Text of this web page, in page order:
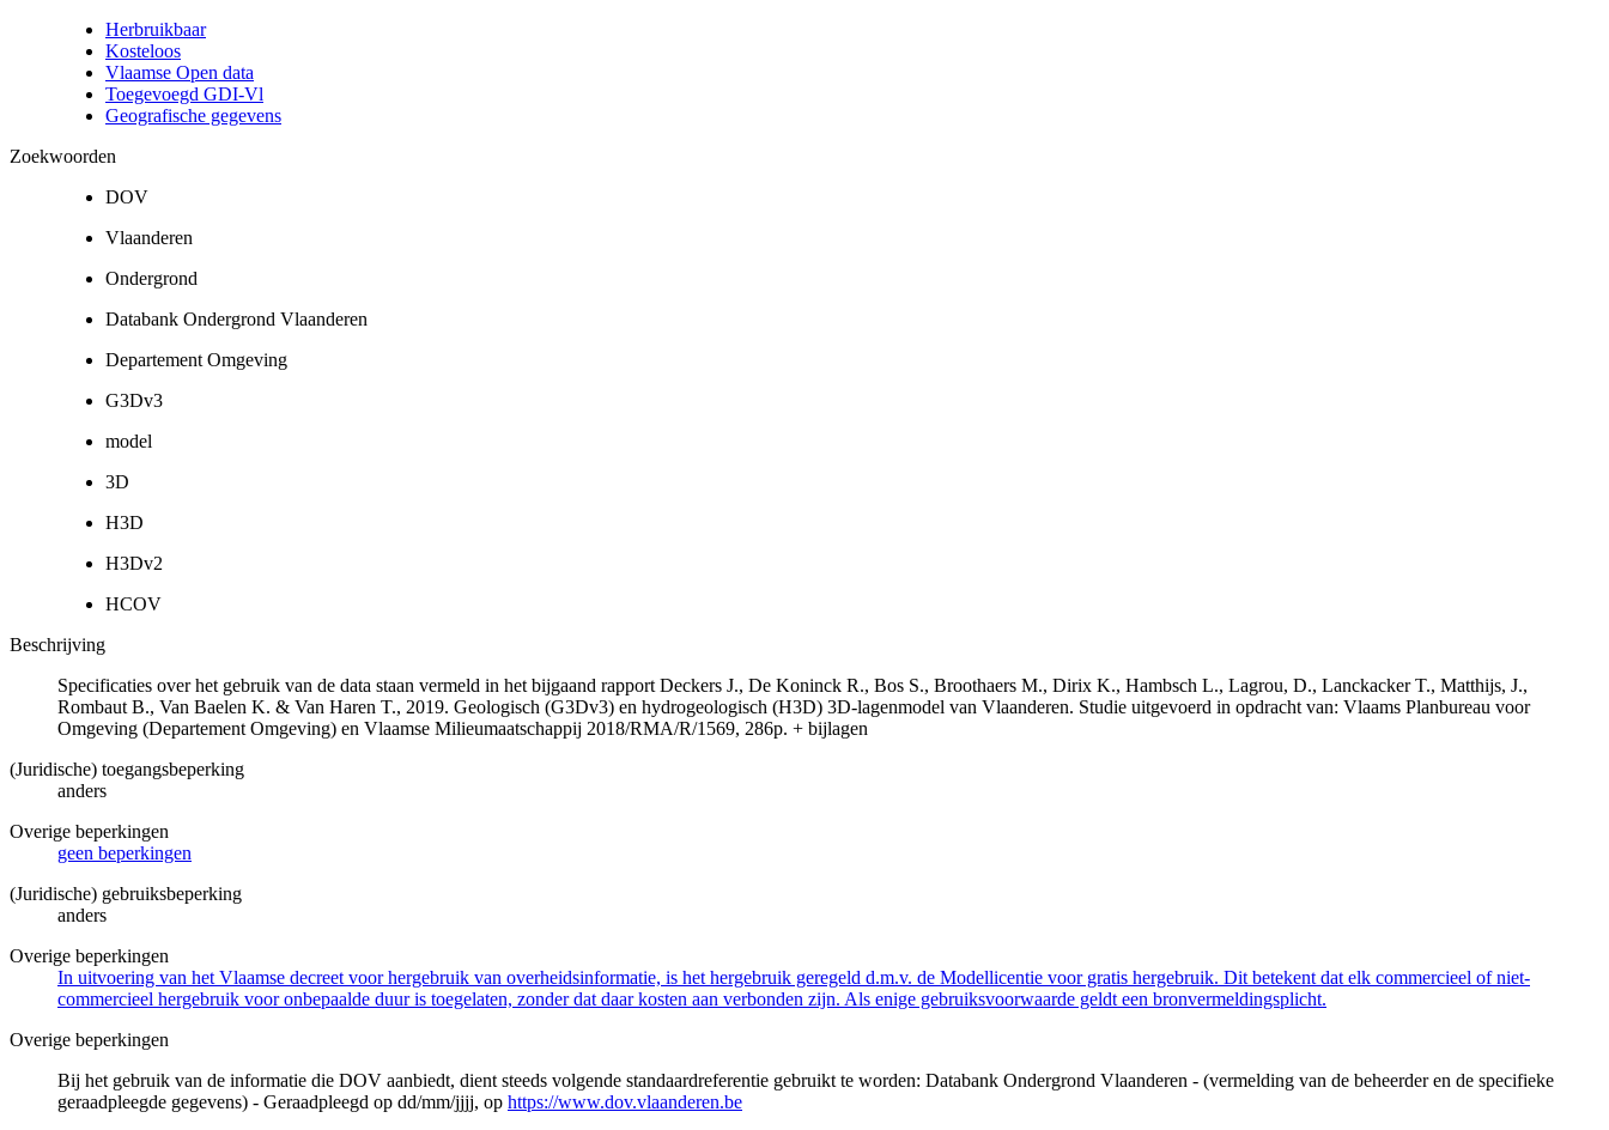
Herbruikbaar
Kosteloos
Vlaamse Open data
Toegevoegd GDI-Vl
Geografische gegevens
Zoekwoorden
DOV
Vlaanderen
Ondergrond
Databank Ondergrond Vlaanderen
Departement Omgeving
G3Dv3
model
3D
H3D
H3Dv2
HCOV
Beschrijving
Specificaties over het gebruik van de data staan vermeld in het bijgaand rapport Deckers J., De Koninck R., Bos S., Broothaers M., Dirix K., Hambsch L., Lagrou, D., Lanckacker T., Matthijs, J.,
Rombaut B., Van Baelen K. & Van Haren T., 2019. Geologisch (G3Dv3) en hydrogeologisch (H3D) 3D-lagenmodel van Vlaanderen. Studie uitgevoerd in opdracht van: Vlaams Planbureau voor
Omgeving (Departement Omgeving) en Vlaamse Milieumaatschappij 2018/RMA/R/1569, 286p. + bijlagen
(Juridische) toegangsbeperking
anders
Overige beperkingen
geen beperkingen
(Juridische) gebruiksbeperking
anders
Overige beperkingen
In uitvoering van het Vlaamse decreet voor hergebruik van overheidsinformatie, is het hergebruik geregeld d.m.v. de Modellicentie voor gratis hergebruik. Dit betekent dat elk commercieel of niet-
commercieel hergebruik voor onbepaalde duur is toegelaten, zonder dat daar kosten aan verbonden zijn. Als enige gebruiksvoorwaarde geldt een bronvermeldingsplicht.
Overige beperkingen
Bij het gebruik van de informatie die DOV aanbiedt, dient steeds volgende standaardreferentie gebruikt te worden: Databank Ondergrond Vlaanderen - (vermelding van de beheerder en de specifieke
geraadpleegde gegevens) - Geraadpleegd op dd/mm/jjjj, op https://www.dov.vlaanderen.be